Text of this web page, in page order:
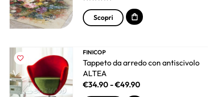
Scopri
FINICOP
Tappeto da arredo con antiscivolo
ALTEA
€34.90 -€49.90